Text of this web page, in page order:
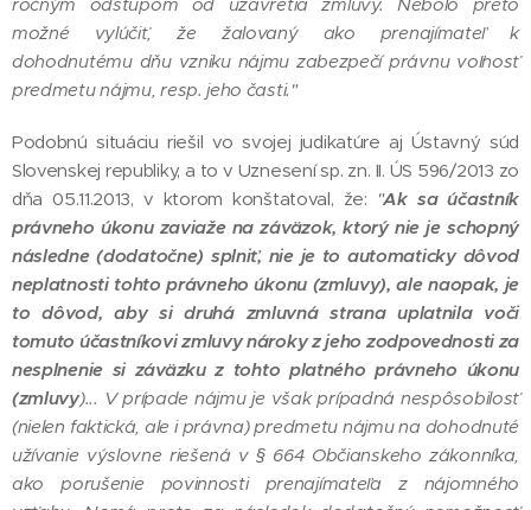
možné vylúčiť, že žalovaný ako prenajímateľ k
dohodnutému dňu vzniku nájmu zabezpečí právnu voľnosť
predmetu nájmu, resp. jeho časti."
Podobnú situáciu riešil vo svojej judikatúre aj Ústavný súd
Slovenskej republiky, a to v Uznesení sp. zn. II. ÚS 596/2013 zo
dňa 05.11.2013, v ktorom konštatoval, že: "Ak sa účastník
právneho úkonu zaviaže na záväzok, ktorý nie je schopný
následne (dodatočne) splniť, nie je to automaticky dôvod
neplatnosti tohto právneho úkonu (zmluvy), ale naopak, je
to dôvod, aby si druhá zmluvná strana uplatnila voči
tomuto účastníkovi zmluvy nároky z jeho zodpovednosti za
nesplnenie si záväzku z tohto platného právneho úkonu
(zmluvy)... V prípade nájmu je však prípadná nespôsobilosť
(nielen faktická, ale i právna) predmetu nájmu na dohodnuté
užívanie výslovne riešená v § 664 Občianskeho zákonníka,
ako porušenie povinnosti prenajímateľa z nájomného